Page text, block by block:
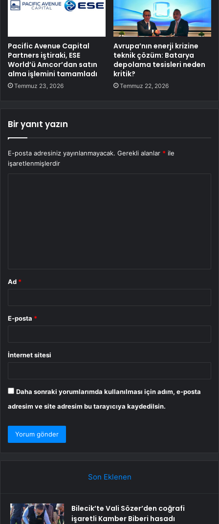
Pacific Avenue Capital
Partners iştiraki, ESE
World’ü Amcor’dan satın
alma işlemini tamamladı
Temmuz 23, 2026
Avrupa’nın enerji krizine
teknik çözüm: Batarya
depolama tesisleri neden
kritik?
Temmuz 22, 2026
Bir yanıt yazın
E-posta adresiniz yayınlanmayacak. Gerekli alanlar * ile
işaretlenmişlerdir
Ad *
E-posta *
İnternet sitesi
Daha sonraki yorumlarımda kullanılması için adım, e-posta
adresim ve site adresim bu tarayıcıya kaydedilsin.
Son Eklenen
Bilecik’te Vali Sözer’den coğrafi
işaretli Kamber Biberi hasadı